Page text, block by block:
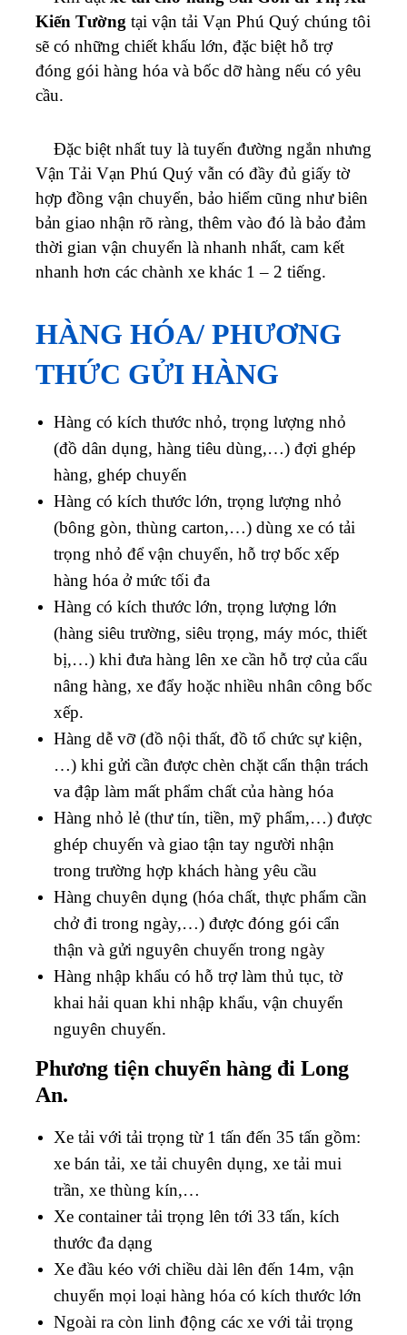
Kiến Tường tại vận tải Vạn Phú Quý chúng tôi
sẽ có những chiết khấu lớn, đặc biệt hỗ trợ
đóng gói hàng hóa và bốc dỡ hàng nếu có yêu
cầu.
Đặc biệt nhất tuy là tuyến đường ngắn nhưng
Vận Tải Vạn Phú Quý vẫn có đầy đủ giấy tờ
hợp đồng vận chuyển, bảo hiểm cũng như biên
bản giao nhận rõ ràng, thêm vào đó là bảo đảm
thời gian vận chuyển là nhanh nhất, cam kết
nhanh hơn các chành xe khác 1 – 2 tiếng.
HÀNG HÓA/ PHƯƠNG
THỨC GỬI HÀNG
Hàng có kích thước nhỏ, trọng lượng nhỏ
(đồ dân dụng, hàng tiêu dùng,…) đợi ghép
hàng, ghép chuyến
Hàng có kích thước lớn, trọng lượng nhỏ
(bông gòn, thùng carton,…) dùng xe có tải
trọng nhỏ để vận chuyển, hỗ trợ bốc xếp
hàng hóa ở mức tối đa
Hàng có kích thước lớn, trọng lượng lớn
(hàng siêu trường, siêu trọng, máy móc, thiết
bị,…) khi đưa hàng lên xe cần hỗ trợ của cẩu
nâng hàng, xe đẩy hoặc nhiều nhân công bốc
xếp.
Hàng dễ vỡ (đồ nội thất, đồ tổ chức sự kiện,
…) khi gửi cần được chèn chặt cẩn thận trách
va đập làm mất phẩm chất của hàng hóa
Hàng nhỏ lẻ (thư tín, tiền, mỹ phẩm,…) được
ghép chuyến và giao tận tay người nhận
trong trường hợp khách hàng yêu cầu
Hàng chuyên dụng (hóa chất, thực phẩm cần
chở đi trong ngày,…) được đóng gói cẩn
thận và gửi nguyên chuyến trong ngày
Hàng nhập khẩu có hỗ trợ làm thủ tục, tờ
khai hải quan khi nhập khẩu, vận chuyển
nguyên chuyến.
Phương tiện chuyển hàng đi Long
An.
Xe tải với tải trọng từ 1 tấn đến 35 tấn gồm:
xe bán tải, xe tải chuyên dụng, xe tải mui
trần, xe thùng kín,…
Xe container tải trọng lên tới 33 tấn, kích
thước đa dạng
Xe đầu kéo với chiều dài lên đến 14m, vận
chuyển mọi loại hàng hóa có kích thước lớn
Ngoài ra còn linh động các xe với tải trọng